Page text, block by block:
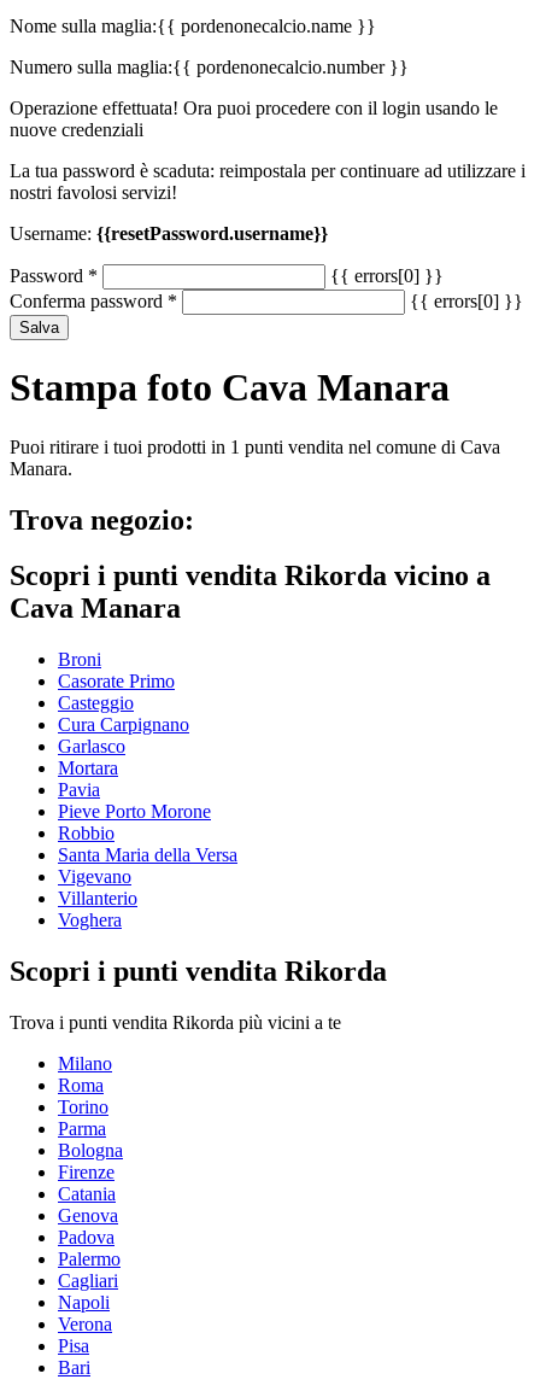
Nome sulla maglia:{{ pordenonecalcio.name }}
Numero sulla maglia:{{ pordenonecalcio.number }}
Operazione effettuata! Ora puoi procedere con il login usando le
nuove credenziali
La tua password è scaduta: reimpostala per continuare ad utilizzare i
nostri favolosi servizi!
Username: {{resetPassword.username}}
Password *
{{ errors[0] }}
Conferma password * {{ errors[0] }}
Salva
Stampa foto Cava Manara
Puoi ritirare i tuoi prodotti in 1 punti vendita nel comune di Cava
Manara.
Trova negozio:
Scopri i punti vendita Rikorda vicino a
Cava Manara
Broni
Casorate Primo
Casteggio
Cura Carpignano
Garlasco
Mortara
Pavia
Pieve Porto Morone
Robbio
Santa Maria della Versa
Vigevano
Villanterio
Voghera
Scopri i punti vendita Rikorda
Trova i punti vendita Rikorda più vicini a te
Milano
Roma
Torino
Parma
Bologna
Firenze
Catania
Genova
Padova
Palermo
Cagliari
Napoli
Verona
Pisa
Bari